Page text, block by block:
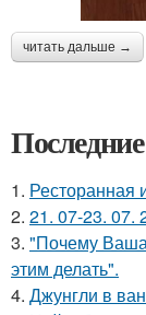
читать дальше →
1. Ресторанная
2. 21. 07-23. 07.
3. "Почему Ваша
этим делать".
4. Джунгли в